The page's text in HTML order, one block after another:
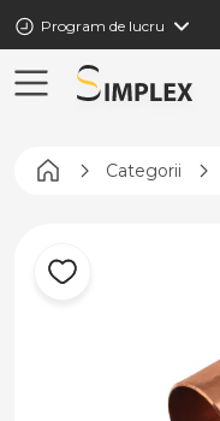
Program de lucru
Pagina principală
Categorii